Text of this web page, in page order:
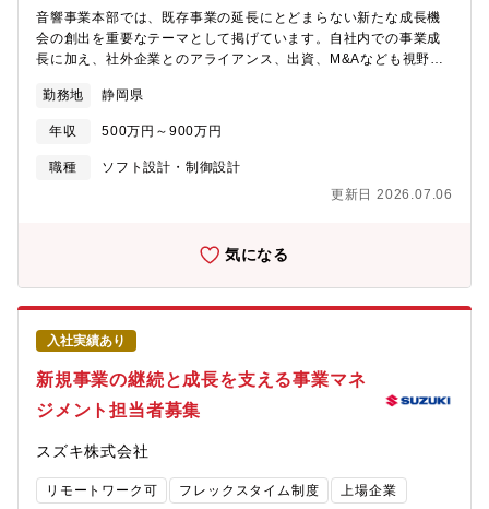
経験を得ることができます。①顧客開拓/カスタマーサクセス対象
業界を代表するような大企業から中小・ベンチャー企業まで、多
様な顧客の中に入って課題を解決することを通じて、例え将来転
職あるいは独立起業しても必ず生きる経験が得られます。②事業
企画/管理現状は見込顧客からの引き合いが増えている中でビジネ
業計画を作成/アップデートし、事業体を作って運営していくとい
ても事業全体を見るスキルを得ることができます。
音響事業本部では、既存事業の延長にとどまらない新たな成長機
会の創出を重要なテーマとして掲げています。自社内での事業成
長に加え、社外企業とのアライアンス、出資、M&Aなども視野に
ションでは、こうした取り組みにおいて、事業ポートフォリオの
拡張の核となる技術開発や社外企業との共同開発をしながらプロ
ジェクトを推進していただきます。不確実性の高いテーマも多く
ありますが、その分、仮説検証を重ねながら事業の方向性を支え
実感できる環境です。【関連商品サービスのURL】
容】HWからCloudまでのトータルソリューションでの技術検討及
び技術企画社外企業との共同開発や技術折衝社内関係部門（技
術、営業、法務、経営層 等）との連携・プロジェクトマネジメン
ト【業務比率イメージ】 企画・構想：約30％ 技術開発：約60％
調査・分析：約10％【役割】・非定型なテーマを含む技術開発に
おいて主担当として関与し、仮説設定から開発・検証まで主体的
に推進する・事業本部内の関連部門（技術、営業、管理部門等）
及び社外パートナーと密に連携し、既存の技術・人的リソースを
活かし新たな事業価値を生み出す技術開発に取り組む・社外企業
ロジェクト全体の進行管理を担う
勤務地 静岡県
年収 500万円～900万円
職種
ソフト設計・制御設計
更新日 2026.07.06
気になる
入社実績あり
新規事業の継続と成長を支える事業マネ
ジメント担当者募集
スズキ株式会社
リモートワーク可 フレックスタイム制度 上場企業